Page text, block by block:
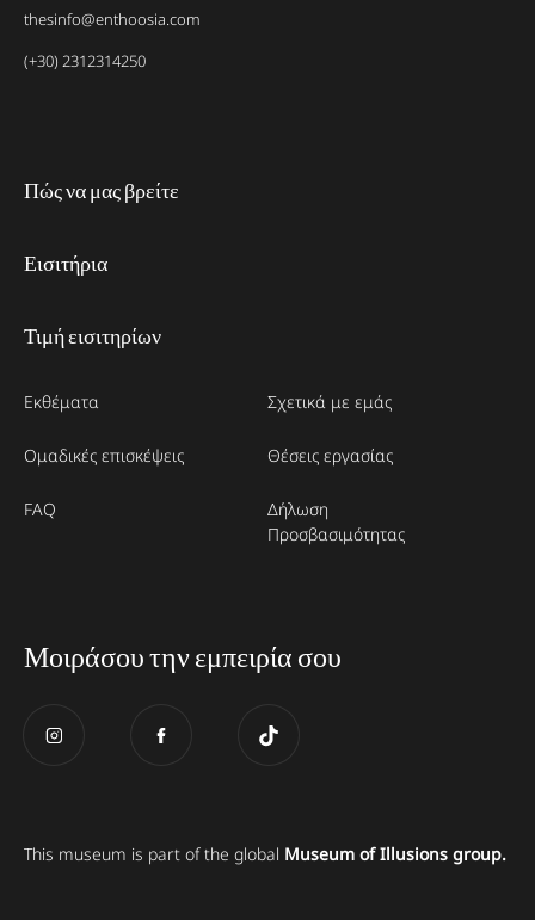
thesinfo@enthoosia.com
(+30) 2312314250
Πώς να μας βρείτε
Εισιτήρια
Τιμή εισιτηρίων
Εκθέματα
Ομαδικές επισκέψεις
FAQ
Σχετικά με εμάς
Θέσεις εργασίας
Δήλωση
Προσβασιμότητας
Μοιράσου την εμπειρία σου
This museum is part of the global Museum of Illusions group.